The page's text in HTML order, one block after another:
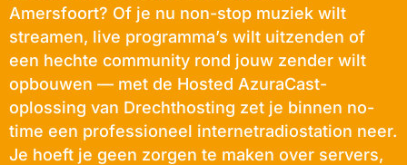
Amersfoort? Of je nu non-stop muziek wilt
streamen, live programma’s wilt uitzenden of
een hechte community rond jouw zender wilt
opbouwen — met de Hosted AzuraCast-
oplossing van Drechthosting zet je binnen no-
time een professioneel internetradiostation neer.
Je hoeft je geen zorgen te maken over servers,